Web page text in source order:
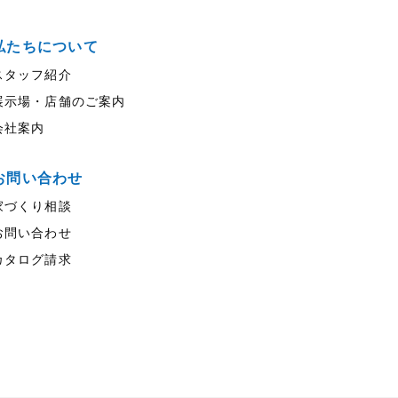
たちについて
タッフ紹介
示場・店舗のご案内
社案内
問い合わせ
づくり相談
問い合わせ
タログ請求